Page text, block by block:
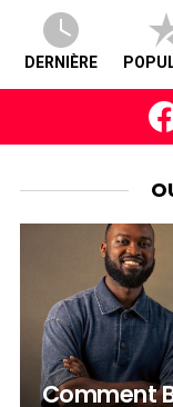
DERNIÈRE
Comment